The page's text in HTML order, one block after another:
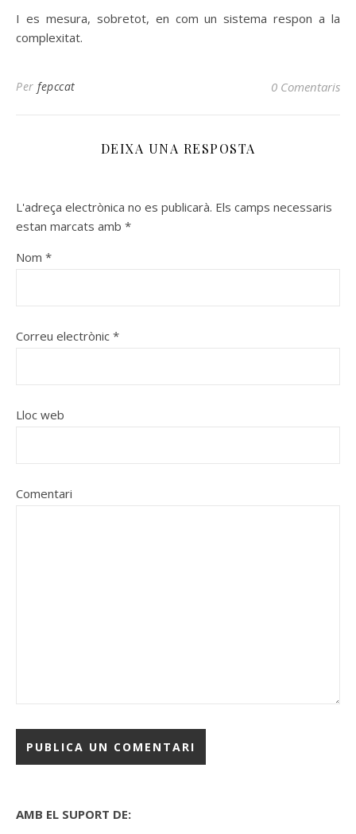
I es mesura, sobretot, en com un sistema respon a la
complexitat.
Per fepccat 0 Comentaris
DEIXA UNA RESPOSTA
L'adreça electrònica no es publicarà. Els camps necessaris
estan marcats amb *
Nom *
Correu electrònic *
Lloc web
Comentari
AMB EL SUPORT DE: